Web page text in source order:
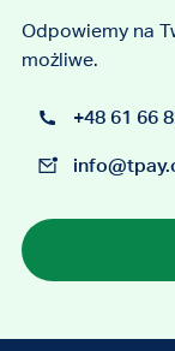
Odpowiemy na
możliwe.
+48 61 66